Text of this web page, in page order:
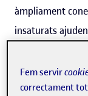
àmpliament
insaturats
s'acaben aquí.
investigadora
Fem servir
correctament